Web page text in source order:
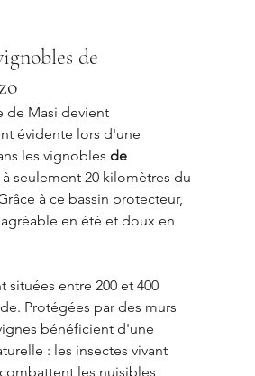
de
de Masi devient
évidente lors d'une
les vignobles de
seulement 20 kilomètres du
à ce bassin protecteur,
en été et doux en
situées entre 200 et 400
Protégées par des murs
bénéficient d'une
: les insectes vivant
les nuisibles,